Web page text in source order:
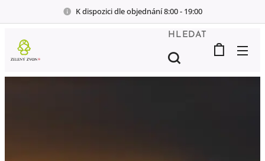
K dispozici dle objednání 8:00 - 19:00
HLEDAT